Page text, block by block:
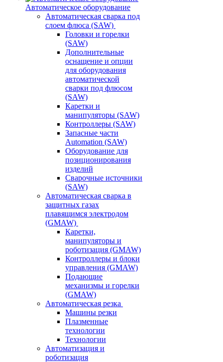
Автоматическое оборудование
Автоматическая сварка под
слоем флюса (SAW)
Головки и горелки
(SAW)
Дополнительные
оснащение и опции
для оборудования
автоматической
сварки под флюсом
(SAW)
Каретки и
манипуляторы (SAW)
Контроллеры (SAW)
Запасные части
Automation (SAW)
Оборудование для
позиционирования
изделий
Сварочные источники
(SAW)
Автоматическая сварка в
защитных газах
плавящимся электродом
(GMAW)
Каретки,
манипуляторы и
роботизация (GMAW)
Контроллеры и блоки
управления (GMAW)
Подающие
механизмы и горелки
(GMAW)
Автоматическая резка
Машины резки
Плазменные
технологии
Технологии
Автоматизация и
роботизация